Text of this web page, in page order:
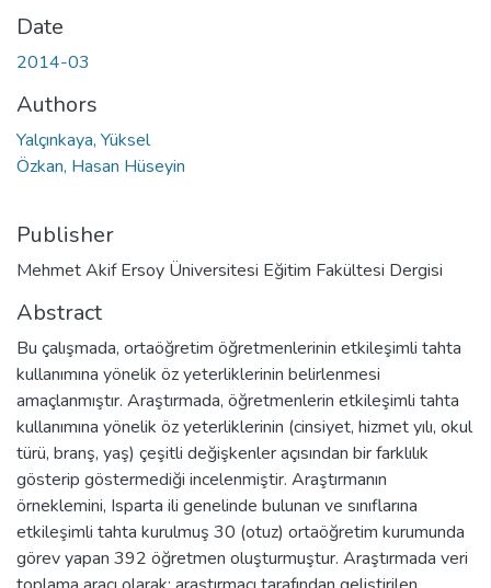
Date
2014-03
Authors
Yalçınkaya, Yüksel
Özkan, Hasan Hüseyin
Publisher
Mehmet Akif Ersoy Üniversitesi Eğitim Fakültesi Dergisi
Abstract
Bu çalışmada, ortaöğretim öğretmenlerinin etkileşimli tahta
kullanımına yönelik öz yeterliklerinin belirlenmesi
amaçlanmıştır. Araştırmada, öğretmenlerin etkileşimli tahta
kullanımına yönelik öz yeterliklerinin (cinsiyet, hizmet yılı, okul
türü, branş, yaş) çeşitli değişkenler açısından bir farklılık
gösterip göstermediği incelenmiştir. Araştırmanın
örneklemini, Isparta ili genelinde bulunan ve sınıflarına
etkileşimli tahta kurulmuş 30 (otuz) ortaöğretim kurumunda
görev yapan 392 öğretmen oluşturmuştur. Araştırmada veri